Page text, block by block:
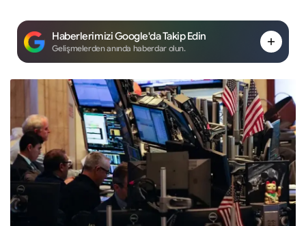
Haberlerimizi Google'da Takip Edin
Gelişmelerden anında haberdar olun.